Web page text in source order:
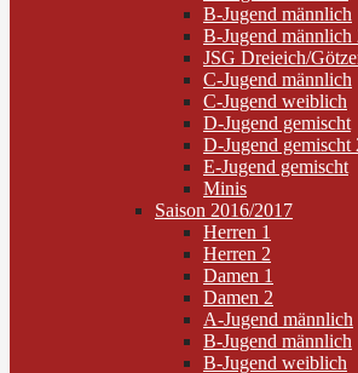
B-Jugend männlich
B-Jugend männlich
JSG Dreieich/
C-Jugend männlich
C-Jugend weiblich
D-Jugend gemischt
D-Jugend gemischt
E-Jugend gemischt
Minis
Saison 2016/2017
Herren 1
Herren 2
Damen 1
Damen 2
A-Jugend männlich
B-Jugend männlich
B-Jugend weiblich